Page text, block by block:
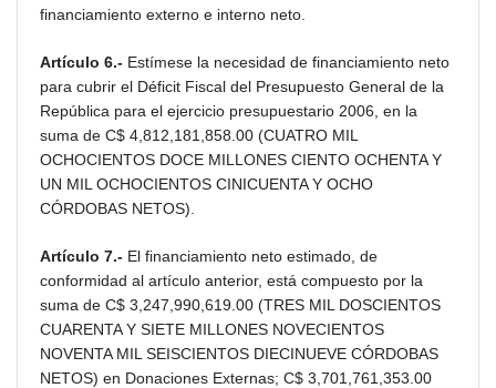
financiamiento externo e interno neto.
Artículo 6.- Estímese la necesidad de financiamiento neto
para cubrir el Déficit Fiscal del Presupuesto General de la
República para el ejercicio presupuestario 2006, en la
suma de C$ 4,812,181,858.00 (CUATRO MIL
OCHOCIENTOS DOCE MILLONES CIENTO OCHENTA Y
UN MIL OCHOCIENTOS CINICUENTA Y OCHO
CÓRDOBAS NETOS).
Artículo 7.- El financiamiento neto estimado, de
conformidad al artículo anterior, está compuesto por la
suma de C$ 3,247,990,619.00 (TRES MIL DOSCIENTOS
CUARENTA Y SIETE MILLONES NOVECIENTOS
NOVENTA MIL SEISCIENTOS DIECINUEVE CÓRDOBAS
NETOS) en Donaciones Externas; C$ 3,701,761,353.00